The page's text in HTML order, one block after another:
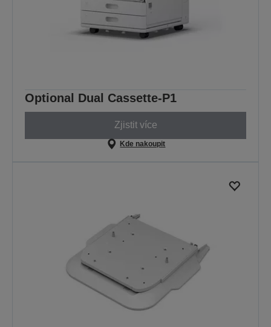
Optional Dual Cassette-P1
Zjistit více
Kde nakoupit